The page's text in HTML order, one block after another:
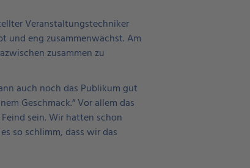
Veranstaltungstechniker
und eng zusammenwächst. Am
zusammen zu
auch noch das Publikum gut
Geschmack.“ Vor allem das
sein. Wir hatten schon
so schlimm, dass wir das